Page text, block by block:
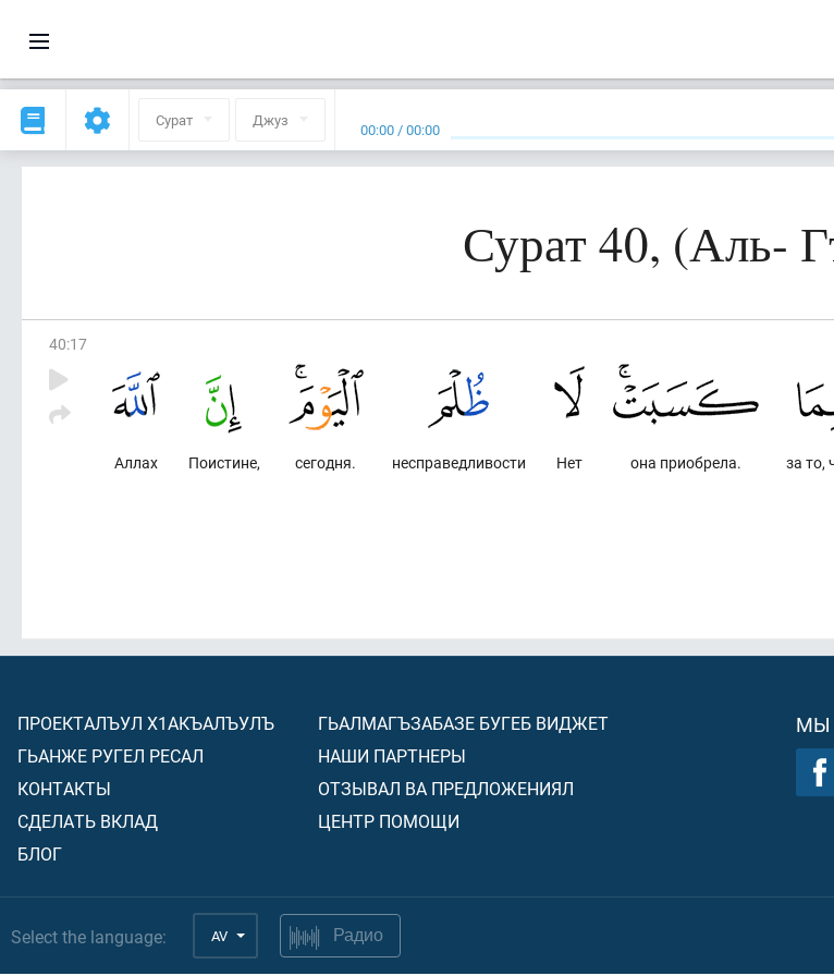
Сурат Джуз 00:00 /00:00
Сурат 40, (Аль-
40:17
за то,
она приобрела.
Нет
несправедливости
сегодня.
Поистине,
Аллах
ПРОЕКТАЛЪУЛ Х1АКЪАЛЪУЛЪ
ГЬАНЖЕ РУГЕЛ РЕСАЛ
КОНТАКТЫ
СДЕЛАТЬ ВКЛАД
БЛОГ
ГЬАЛМАГЪЗАБАЗЕ БУГЕБ ВИДЖЕТ
НАШИ ПАРТНЕРЫ
ОТЗЫВАЛ ВА ПРЕДЛОЖЕНИЯЛ
ЦЕНТР ПОМОЩИ
МЫ
Select the language: AV Радио